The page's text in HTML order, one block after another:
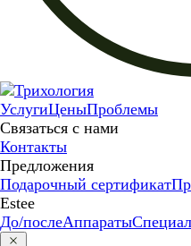
УслугиЦеныПроблемы
Связаться с нами
Контакты
Предложения
Подарочный сертификат
Estee
До/послеАппараты